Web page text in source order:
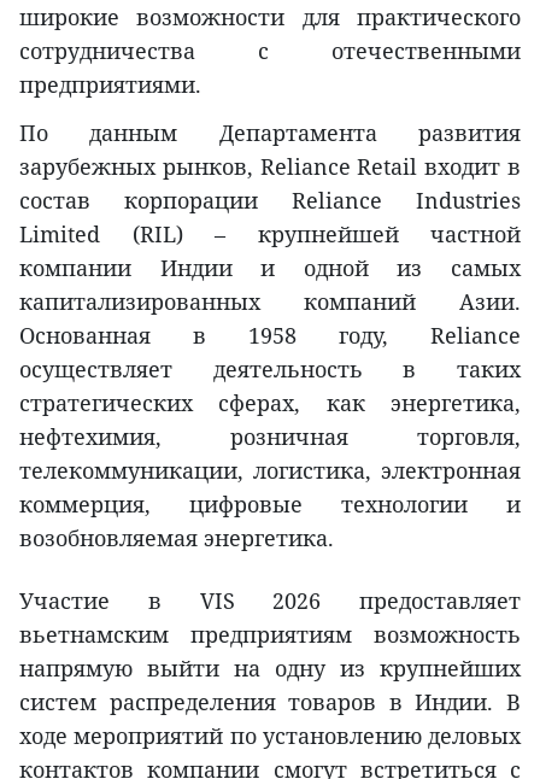
широкие возможности для практического
сотрудничества с отечественными
предприятиями.
По данным Департамента развития
зарубежных рынков, Reliance Retail входит в
состав корпорации Reliance Industries
Limited (RIL) – крупнейшей частной
компании Индии и одной из самых
капитализированных компаний Азии.
Основанная в 1958 году, Reliance
осуществляет деятельность в таких
стратегических сферах, как энергетика,
нефтехимия, розничная торговля,
телекоммуникации, логистика, электронная
коммерция, цифровые технологии и
возобновляемая энергетика.
Участие в VIS 2026 предоставляет
вьетнамским предприятиям возможность
напрямую выйти на одну из крупнейших
систем распределения товаров в Индии. В
ходе мероприятий по установлению деловых
контактов компании смогут встретиться с